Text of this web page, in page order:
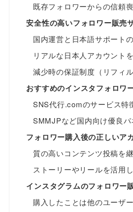
既存フォロワーからの信頼
安全性の高いフォロワー販売
国内運営と日本語サポート
リアルな日本人アカウント
減少時の保証制度（リフィ
おすすめのインスタフォロワ
SNS代行.comのサービス特
SMMJPなど国内向け優良パ
フォロワー購入後の正しいア
質の高いコンテンツ投稿を
ストーリーやリールを活用
インスタグラムのフォロワー
購入したことは他のユーザ